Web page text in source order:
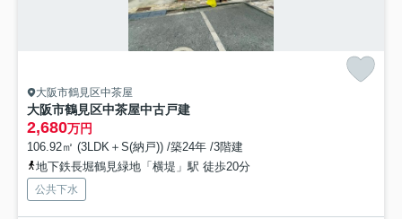
大阪市鶴見区中茶屋
大阪市鶴見区中茶屋中古戸建
2,680万円
106.92㎡ (3LDK＋S(納戸)) /築24年 /3階建
地下鉄長堀鶴見緑地「横堤」駅 徒歩20分
公共下水